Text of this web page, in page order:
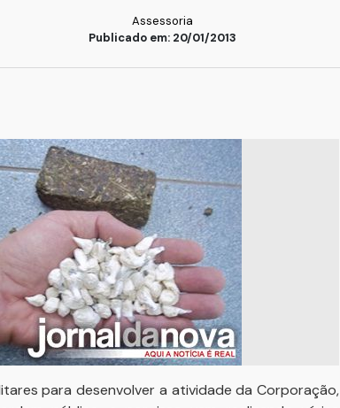
Assessoria
Publicado em: 20/01/2013
para desenvolver a atividade da Corporação,